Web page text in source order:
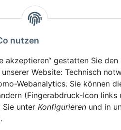
nutzen
akzeptieren“ gestatten Sie den
Website: Technisch
Webanalytics. Sie können
(Fingerabdruck-Icon links
Sie unter Konfigurieren und in
.